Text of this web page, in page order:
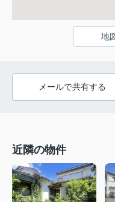
地
メールで共有する
近隣の物件